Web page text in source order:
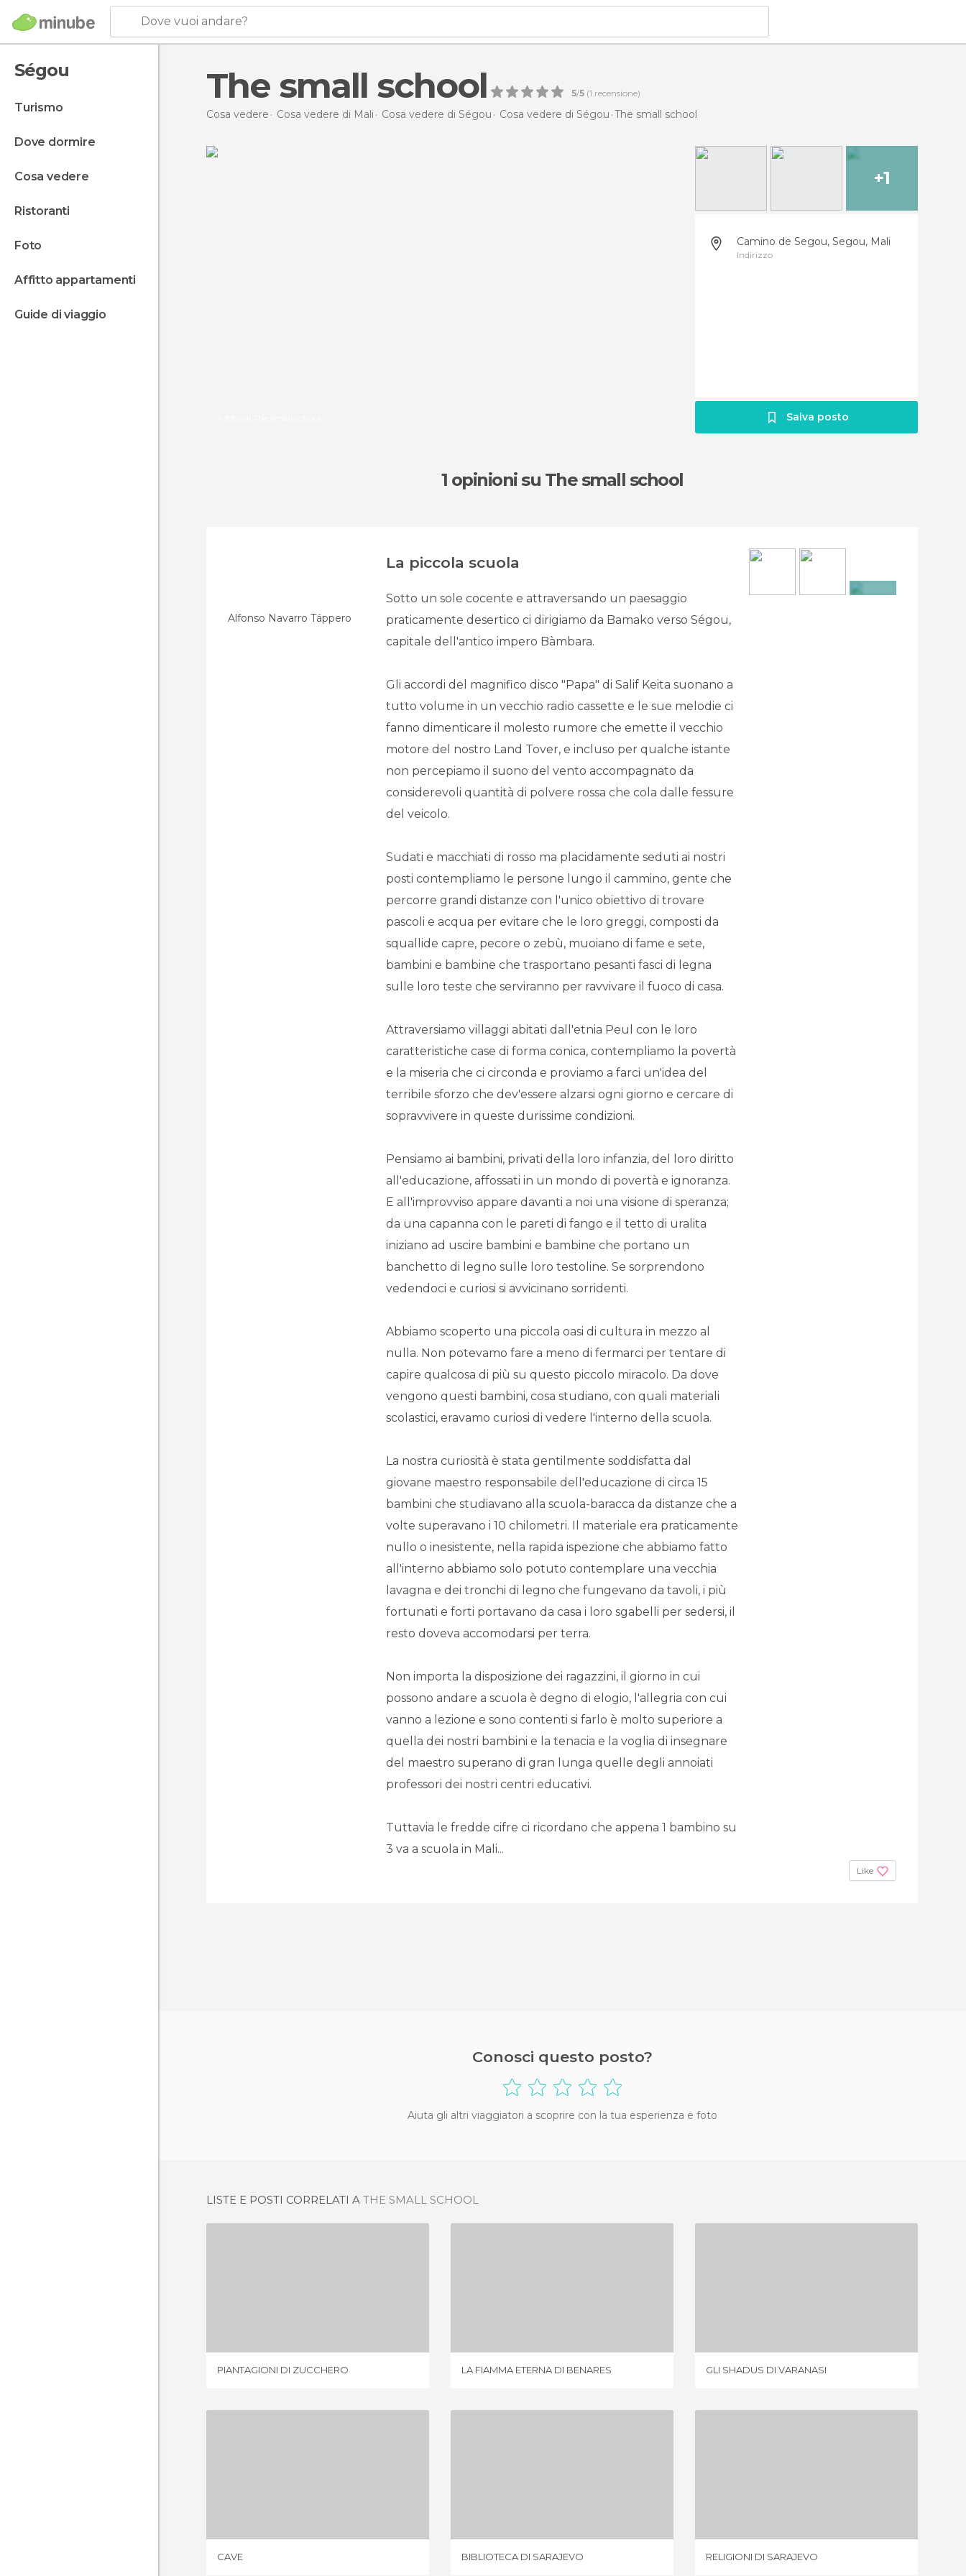
Dove vuoi andare?
Ségou
turismo
dove dormire
cosa vedere
ristoranti
foto
affitto appartamenti
guide di viaggio
The small school 5/5 (1 recensione)
Cosa vedere Cosa vedere di Mali Cosa vedere di Ségou Cosa vedere di Ségou The small school
+1
Camino de Segou, Segou, Mali
Indirizzo
Salva posto
1 opinioni su The small school
Alfonso Navarro Táppero
La piccola scuola
Sotto un sole cocente e attraversando un paesaggio
praticamente desertico ci dirigiamo da Bamako verso Ségou,
capitale dell'antico impero Bàmbara.
Gli accordi del magnifico disco "Papa" di Salif Keita suonano a
tutto volume in un vecchio radio cassette e le sue melodie ci
fanno dimenticare il molesto rumore che emette il vecchio
motore del nostro Land Tover, e incluso per qualche istante
non percepiamo il suono del vento accompagnato da
considerevoli quantità di polvere rossa che cola dalle fessure
del veicolo.
Sudati e macchiati di rosso ma placidamente seduti ai nostri
posti contempliamo le persone lungo il cammino, gente che
percorre grandi distanze con l'unico obiettivo di trovare
pascoli e acqua per evitare che le loro greggi, composti da
squallide capre, pecore o zebù, muoiano di fame e sete,
bambini e bambine che trasportano pesanti fasci di legna
sulle loro teste che serviranno per ravvivare il fuoco di casa.
Attraversiamo villaggi abitati dall'etnia Peul con le loro
caratteristiche case di forma conica, contempliamo la povertà
e la miseria che ci circonda e proviamo a farci un'idea del
terribile sforzo che dev'essere alzarsi ogni giorno e cercare di
sopravvivere in queste durissime condizioni.
Pensiamo ai bambini, privati della loro infanzia, del loro diritto
all'educazione, affossati in un mondo di povertà e ignoranza.
E all'improvviso appare davanti a noi una visione di speranza;
da una capanna con le pareti di fango e il tetto di uralita
iniziano ad uscire bambini e bambine che portano un
banchetto di legno sulle loro testoline. Se sorprendono
vedendoci e curiosi si avvicinano sorridenti.
Abbiamo scoperto una piccola oasi di cultura in mezzo al
nulla. Non potevamo fare a meno di fermarci per tentare di
capire qualcosa di più su questo piccolo miracolo. Da dove
vengono questi bambini, cosa studiano, con quali materiali
scolastici, eravamo curiosi di vedere l'interno della scuola.
La nostra curiosità è stata gentilmente soddisfatta dal
giovane maestro responsabile dell'educazione di circa 15
bambini che studiavano alla scuola-baracca da distanze che a
volte superavano i 10 chilometri. Il materiale era praticamente
nullo o inesistente, nella rapida ispezione che abbiamo fatto
all'interno abbiamo solo potuto contemplare una vecchia
lavagna e dei tronchi di legno che fungevano da tavoli, i più
fortunati e forti portavano da casa i loro sgabelli per sedersi, il
resto doveva accomodarsi per terra.
Non importa la disposizione dei ragazzini, il giorno in cui
possono andare a scuola è degno di elogio, l'allegria con cui
vanno a lezione e sono contenti si farlo è molto superiore a
quella dei nostri bambini e la tenacia e la voglia di insegnare
del maestro superano di gran lunga quelle degli annoiati
professori dei nostri centri educativi.
Tuttavia le fredde cifre ci ricordano che appena 1 bambino su
3 va a scuola in Mali...
Like
Conosci questo posto?
Aiuta gli altri viaggiatori a scoprire con la tua esperienza e foto
LISTE E POSTI CORRELATI A THE SMALL SCHOOL
PIANTAGIONI DI ZUCCHERO LA FIAMMA ETERNA DI BENARES GLI SHADUS DI VARANASI
CAVE BIBLIOTECA DI SARAJEVO RELIGIONI DI SARAJEVO